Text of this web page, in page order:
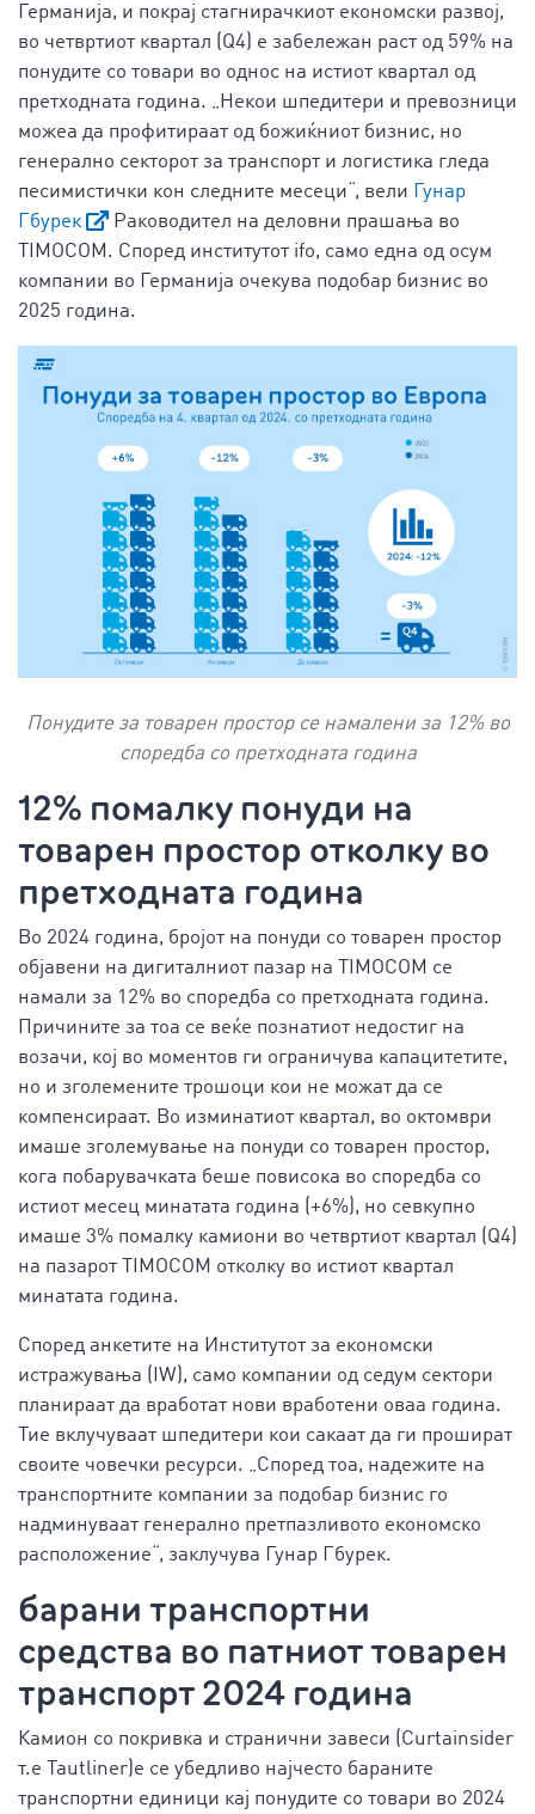
Германија, и покрај стагнирачкиот економски развој,
во четвртиот квартал (Q4) е забележан раст од 59% на
понудите со товари во однос на истиот квартал од
претходната година. „Некои шпедитери и превозници
можеа да профитираат од божиќниот бизнис, но
генерално секторот за транспорт и логистика гледа
песимистички кон следните месеци“, вели
Гунар
Гбурек
Раководител на деловни прашања во
TIMOCOM. Според институтот ifo, само една од осум
компании во Германија очекува подобар бизнис во
2025 година.
Понудите за товарен простор се намалени за 12% во
споредба со претходната година
12% помалку понуди на
товарен простор отколку во
претходната година
Во 2024 година, бројот на понуди со товарен простор
објавени на дигиталниот пазар на TIMOCOM се
намали за 12% во споредба со претходната година.
Причините за тоа се веќе познатиот недостиг на
возачи, кој во моментов ги ограничува капацитетите,
но и зголемените трошоци кои не можат да се
компенсираат. Во изминатиот квартал, во октомври
имаше зголемување на понуди со товарен простор,
кога побарувачката беше повисока во споредба со
истиот месец минатата година (+6%), но севкупно
имаше 3% помалку камиони во четвртиот квартал (Q4)
на пазарот TIMOCOM отколку во истиот квартал
минатата година.
Според анкетите на Институтот за економски
истражувања (IW), само компании од седум сектори
планираат да вработат нови вработени оваа година.
Тие вклучуваат шпедитери кои сакаат да ги прошират
своите човечки ресурси. „Според тоа, надежите на
транспортните компании за подобар бизнис го
надминуваат генерално претпазливото економско
расположение“, заклучува Гунар Гбурек.
барани транспортни
средства во патниот товарен
транспорт 2024 година
Камион со покривка и странични завеси (Curtainsider
т.е Tautliner)е се убедливо најчесто бараните
транспортни единици кај понудите со товари во 2024